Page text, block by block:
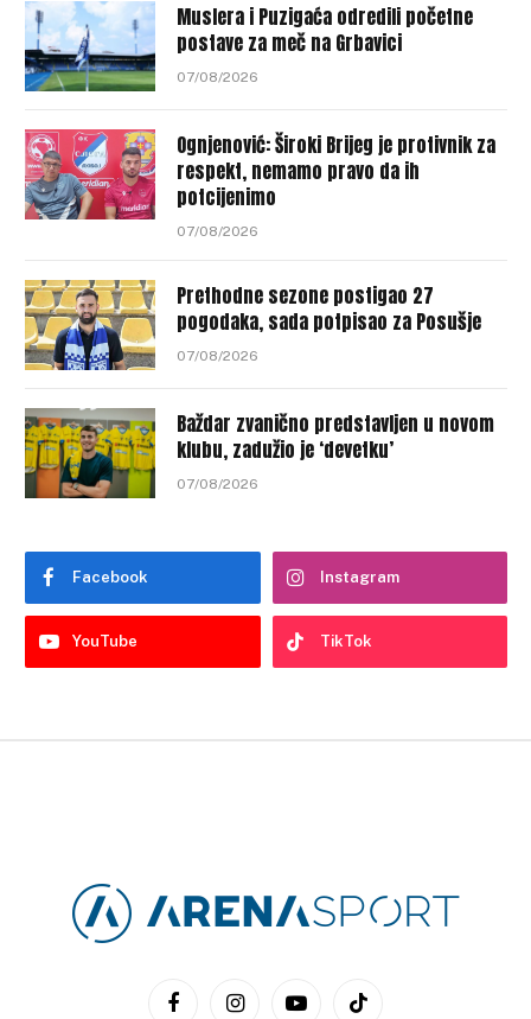
Muslera i Puzigaća odredili početne
postave za meč na Grbavici
07/08/2026
Ognjenović: Široki Brijeg je protivnik za
respekt, nemamo pravo da ih
potcijenimo
07/08/2026
Prethodne sezone postigao 27
pogodaka, sada potpisao za Posušje
07/08/2026
Baždar zvanično predstavljen u novom
klubu, zadužio je ‘devetku’
07/08/2026
Facebook Instagram
YouTube TikTok
FacebookInstagramYouTubeTikTok